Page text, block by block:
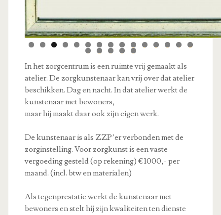
0 1 2 3 4 5
6 7 8 9
0
In het zorgcentrum is een ruimte vrij gemaakt als
atelier. De zorgkunstenaar kan vrij over dat atelier
beschikken. Dag en nacht. In dat atelier werkt de
kunstenaar met bewoners,
maar hij maakt daar ook zijn eigen werk.
De kunstenaar is als ZZP’er verbonden met de
zorginstelling. Voor zorgkunst is een vaste
vergoeding gesteld (op rekening) € 1000,- per
maand. (incl. btw en materialen)
Als tegenprestatie werkt de kunstenaar met
bewoners en stelt hij zijn kwaliteiten ten dienste